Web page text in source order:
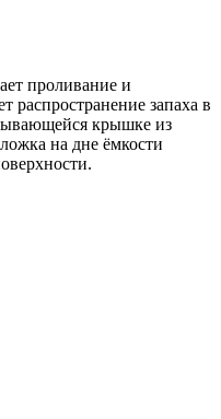
проливание и
распространение запаха в
крышке из
на дне ёмкости